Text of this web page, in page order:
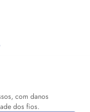
com danos
dos fios.